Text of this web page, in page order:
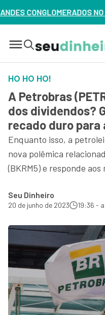
VEJA ERROS DE 3
HO HO HO!
A Petrobras
dos dividendos?
recado duro para
Enquanto isso, a
nova polêmica
(BKRM5) e responde aos
Seu Dinheiro
20 de junho de 2023 19:36 -